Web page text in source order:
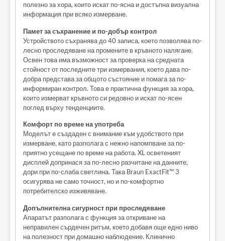
полезно за хора, които искат по-ясна и достъпна визуална
информация при всяко измерване.
Памет за съхранение и по-добър контрол
Устройството съхранява до 40 записа, което позволява по-
лесно проследяване на промените в кръвното налягане.
Освен това има възможност за проверка на средната
стойност от последните три измервания, което дава по-
добра представа за общото състояние и помага за по-
информиран контрол. Това е практична функция за хора,
които измерват кръвното си редовно и искат по-ясен
поглед върху тенденциите.
Комфорт по време на употреба
Моделът е създаден с внимание към удобството при
измерване, като разполага с нежно напомпване за по-
приятно усещане по време на работа. XL осветеният
дисплей допринася за по-лесно разчитане на данните,
дори при по-слаба светлина. Така Braun ExactFit™ 3
осигурява не само точност, но и по-комфортно
потребителско изживяване.
Допълнителна сигурност при проследяване
Апаратът разполага с функция за откриване на
неправилен сърдечен ритъм, което добавя още едно ниво
на полезност при домашно наблюдение. Клинично